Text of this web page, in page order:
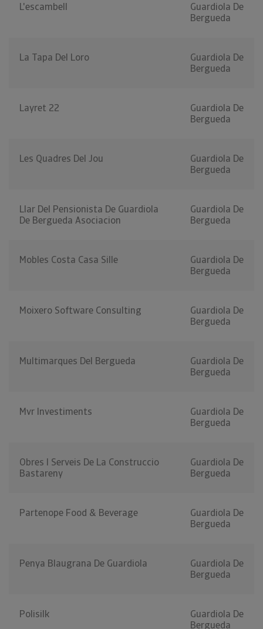
L'escambell
Guardiola De
Bergueda
La Tapa Del Loro
Guardiola De
Bergueda
Layret 22
Guardiola De
Bergueda
Les Quadres Del Jou
Guardiola De
Bergueda
Llar Del Pensionista De Guardiola
De Bergueda Asociacion
Guardiola De
Bergueda
Mobles Costa Casa Sille
Guardiola De
Bergueda
Moixero Software Consulting
Guardiola De
Bergueda
Multimarques Del Bergueda
Guardiola De
Bergueda
Mvr Investiments
Guardiola De
Bergueda
Obres I Serveis De La Construccio
Bastareny
Guardiola De
Bergueda
Partenope Food & Beverage
Guardiola De
Bergueda
Penya Blaugrana De Guardiola
Guardiola De
Bergueda
Polisilk
Guardiola De
Bergueda